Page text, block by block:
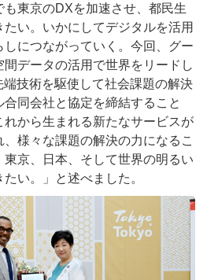
も東京のDXを加速させ、都民生
い。いかにしてデジタルを活用
しにつながっていく。今回、グー
データの活用で世界をリードし
技術を駆使して社会課題の解決
同会社と協定を締結すること
から生まれる新たなサービスが
様々な課題の解決の力になるこ
京、日本、そして世界の明るい
い。」と述べました。